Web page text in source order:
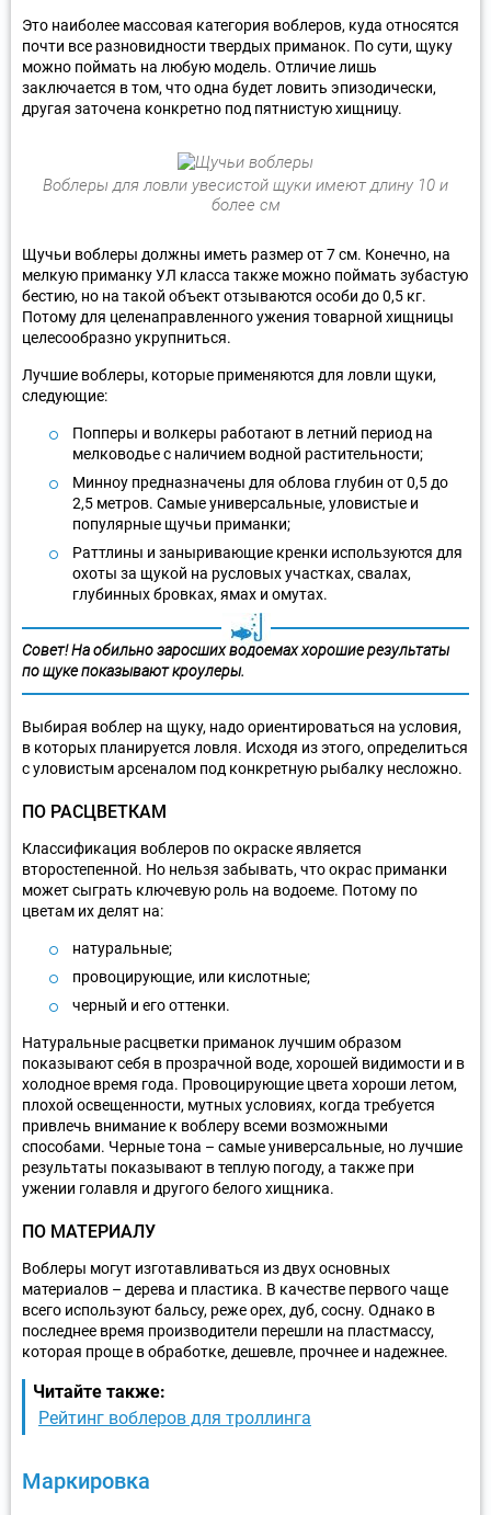
Это наиболее массовая категория воблеров, куда относятся
почти все разновидности твердых приманок. По сути, щуку
можно поймать на любую модель. Отличие лишь
заключается в том, что одна будет ловить эпизодически,
другая заточена конкретно под пятнистую хищницу.
Воблеры для ловли увесистой щуки имеют длину 10 и
более см
Щучьи воблеры должны иметь размер от 7 см. Конечно, на
мелкую приманку УЛ класса также можно поймать зубастую
бестию, но на такой объект отзываются особи до 0,5 кг.
Потому для целенаправленного ужения товарной хищницы
целесообразно укрупниться.
Лучшие воблеры, которые применяются для ловли щуки,
следующие:
Попперы и волкеры работают в летний период на
мелководье с наличием водной растительности;
Минноу предназначены для облова глубин от 0,5 до
2,5 метров. Самые универсальные, уловистые и
популярные щучьи приманки;
Раттлины и заныривающие кренки используются для
охоты за щукой на русловых участках, свалах,
глубинных бровках, ямах и омутах.
Совет! На обильно заросших водоемах хорошие результаты
по щуке показывают кроулеры.
Выбирая воблер на щуку, надо ориентироваться на условия,
в которых планируется ловля. Исходя из этого, определиться
с уловистым арсеналом под конкретную рыбалку несложно.
ПО РАСЦВЕТКАМ
Классификация воблеров по окраске является
второстепенной. Но нельзя забывать, что окрас приманки
может сыграть ключевую роль на водоеме. Потому по
цветам их делят на:
натуральные;
провоцирующие, или кислотные;
черный и его оттенки.
Натуральные расцветки приманок лучшим образом
показывают себя в прозрачной воде, хорошей видимости и в
холодное время года. Провоцирующие цвета хороши летом,
плохой освещенности, мутных условиях, когда требуется
привлечь внимание к воблеру всеми возможными
способами. Черные тона – самые универсальные, но лучшие
результаты показывают в теплую погоду, а также при
ужении голавля и другого белого хищника.
ПО МАТЕРИАЛУ
Воблеры могут изготавливаться из двух основных
материалов – дерева и пластика. В качестве первого чаще
всего используют бальсу, реже орех, дуб, сосну. Однако в
последнее время производители перешли на пластмассу,
которая проще в обработке, дешевле, прочнее и надежнее.
Читайте также:
Рейтинг воблеров для троллинга
Маркировка